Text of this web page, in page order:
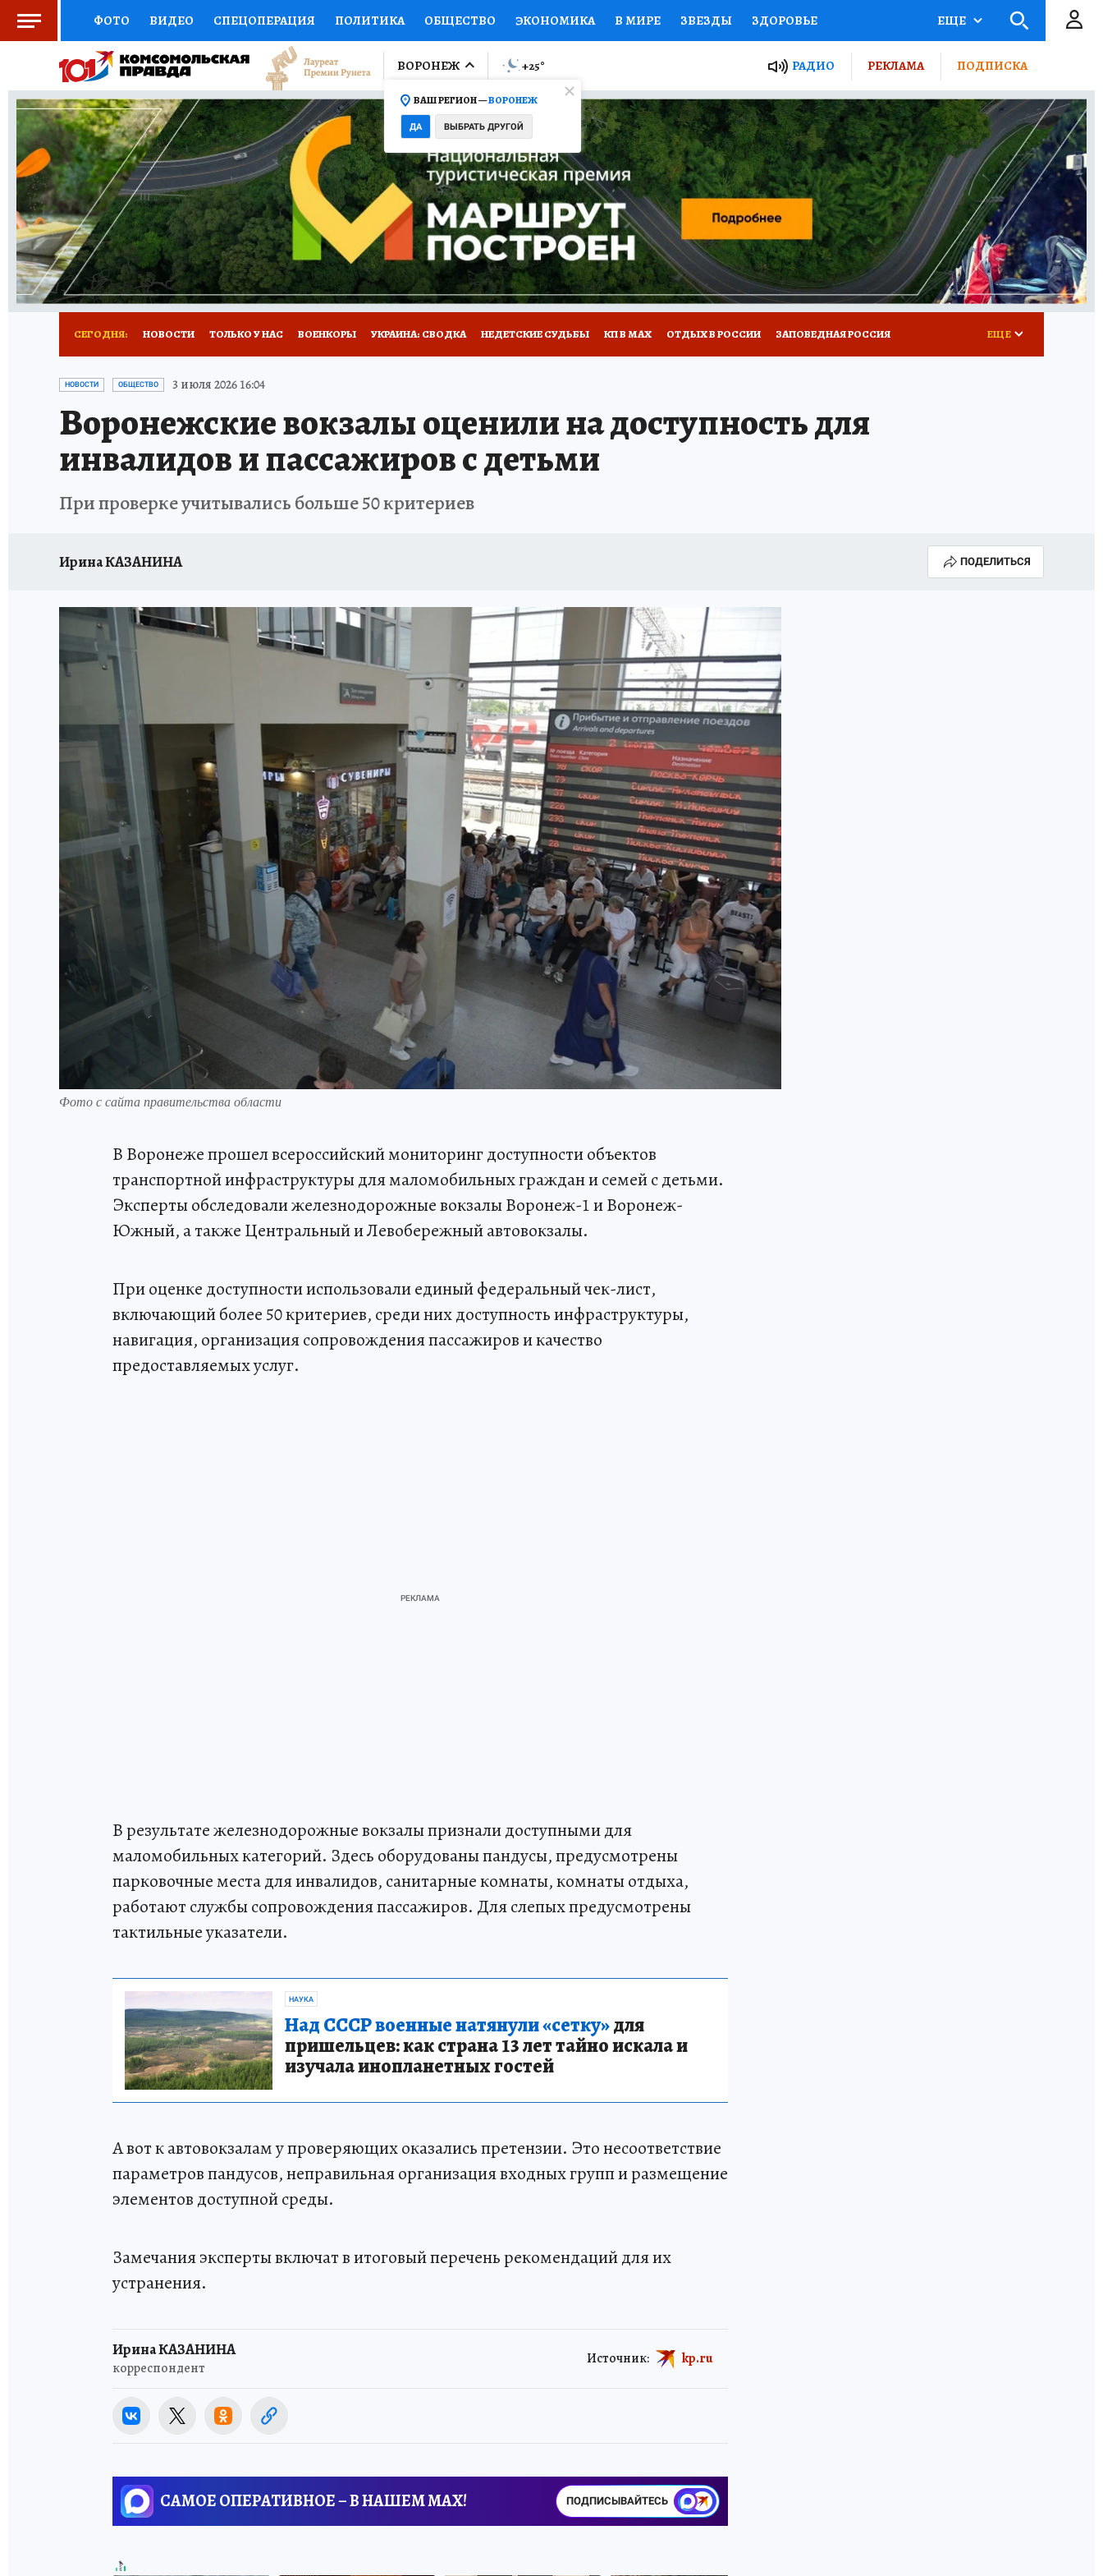
ФОТО ВИДЕО СПЕЦОПЕРАЦИЯ ПОЛИТИКА ОБЩЕСТВО ЭКОНОМИКА В МИРЕ ЗВЕЗДЫ ЗДОРОВЬЕ
СОЦПОДДЕРЖКА НАУКА СПОРТ КОЛУМНИСТЫ ПРОИСШЕСТВИЯ НАЦИОНАЛЬНЫЕ ПРОЕКТЫ РОССИИ
ВЫБОР ЭКСПЕРТОВ ДОКТОР ФИНАНСЫ ОТКРЫВАЕМ МИР Я ЗНАЮ СЕМЬЯ ЖЕНСКИЕ СЕКРЕТЫ ПУТЕВОДИТЕЛЬ
КНИЖНАЯ ПОЛКА ПРОГНОЗЫ НА СПОРТ ПРОМОКОДЫ СЕРИАЛЫ СПЕЦПРОЕКТЫ ДЕФИЦИТ ЖЕЛЕЗА ТУРИЗМ
ПРЕСС-ЦЕНТР НЕДВИЖИМОСТЬ ТЕЛЕВИЗОР КОЛЛЕКЦИИ КОНКУРСЫ РАБОТА У НАС ГИД ПОТРЕБИТЕЛЯ ВСЕ О КП
РАДИО КП РЕКЛАМА ТЕСТЫ НОВОЕ НА САЙТЕ
ЕЩЕ
ВОРОНЕЖ
ВАШ РЕГИОН —ВОРОНЕЖ
ДА ВЫБРАТЬ ДРУГОЙ
+25° РАДИО РЕКЛАМА ПОДПИСКА
СЕГОДНЯ: НОВОСТИ ТОЛЬКО У НАС ВОЕНКОРЫ УКРАИНА: СВОДКА НЕДЕТСКИЕ СУДЬБЫ КП В МАХ ОТДЫХ В РОССИИ ЗАПОВЕДНАЯ РОССИЯ
ПРОИСШЕСТВИЯ АФИША
ЕЩЕ
НОВОСТИ ОБЩЕСТВО 3 июля 2026 16:04
Воронежские вокзалы оценили на доступность для
инвалидов и пассажиров с детьми
При проверке учитывались больше 50 критериев
Ирина КАЗАНИНА ПОДЕЛИТЬСЯ
Фото с сайта правительства области
В Воронеже прошел всероссийский мониторинг доступности объектов
транспортной инфраструктуры для маломобильных граждан и семей с детьми.
Эксперты обследовали железнодорожные вокзалы Воронеж-1 и Воронеж-
Южный, а также Центральный и Левобережный автовокзалы.
При оценке доступности использовали единый федеральный чек-лист,
включающий более 50 критериев, среди них доступность инфраструктуры,
навигация, организация сопровождения пассажиров и качество
предоставляемых услуг.
В результате железнодорожные вокзалы признали доступными для
маломобильных категорий. Здесь оборудованы пандусы, предусмотрены
парковочные места для инвалидов, санитарные комнаты, комнаты отдыха,
работают службы сопровождения пассажиров. Для слепых предусмотрены
тактильные указатели.
НАУКА
Над СССР военные натянули «сетку»для
пришельцев: как страна 13 лет тайно искала и
изучала инопланетных гостей
А вот к автовокзалам у проверяющих оказались претензии. Это несоответствие
параметров пандусов, неправильная организация входных групп и размещение
элементов доступной среды.
Замечания эксперты включат в итоговый перечень рекомендаций для их
устранения.
Ирина КАЗАНИНА
корреспондент
Источник: kp.ru
САМОЕ ОПЕРАТИВНОЕ – В НАШЕМ MAX! ПОДПИСЫВАЙТЕСЬ